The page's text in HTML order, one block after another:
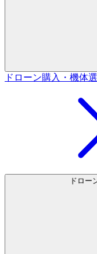
ドローン購入・機体
ドロー